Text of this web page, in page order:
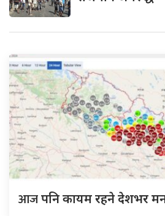
आजपनि कायम रहने देशभर